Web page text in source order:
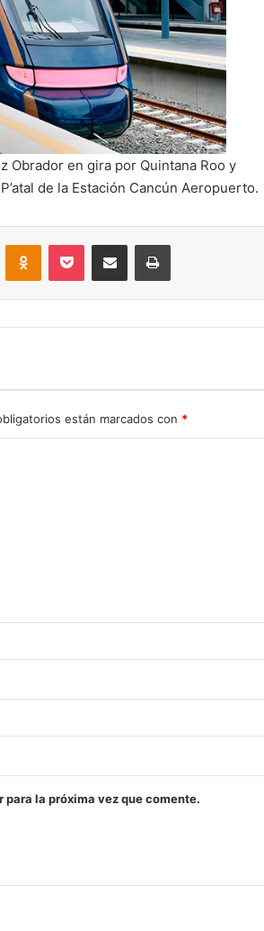
Obrador en gira por Quintana Roo y
de la Estación Cancún Aeropuerto.
Odnoklassniki
Pocket Compartir por correo electrónicoImprimir
están marcados con *
la próxima vez que comente.